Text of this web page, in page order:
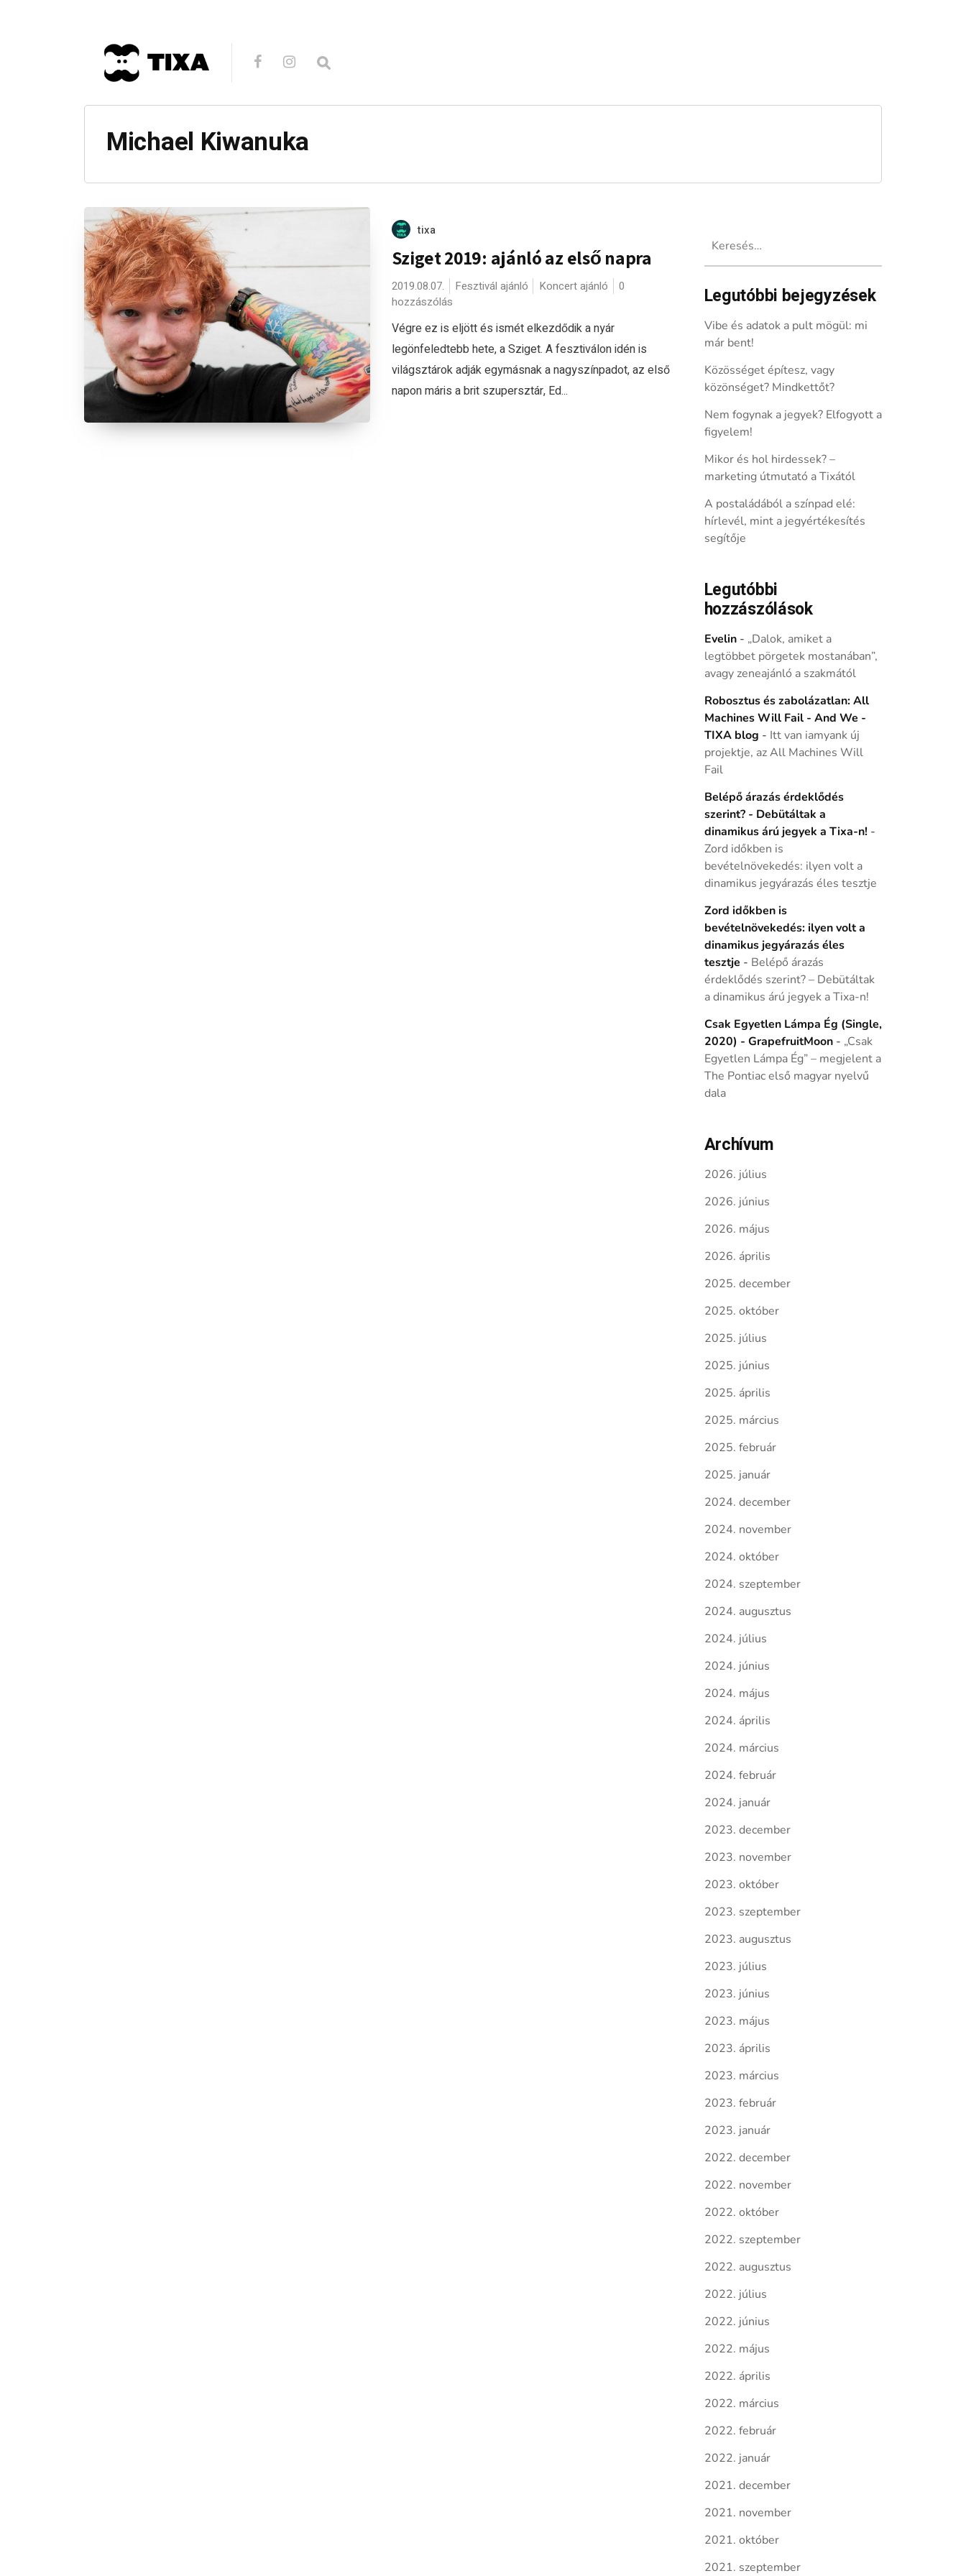
Michael Kiwanuka
tixa
Sziget 2019: ajánló az első napra
2019.08.07. Fesztivál ajánló Koncert ajánló
0
hozzászólás
Végre ez is eljött és ismét elkezdődik a nyár
legönfeledtebb hete, a Sziget. A fesztiválon idén is
világsztárok adják egymásnak a nagyszínpadot, az első
napon máris a brit szupersztár, Ed...
Legutóbbi bejegyzések
Vibe és adatok a pult mögül: mi
már bent!
Közösséget építesz, vagy
közönséget? Mindkettőt?
Nem fogynak a jegyek? Elfogyott a
figyelem!
Mikor és hol hirdessek? –
marketing útmutató a Tixától
A postaládából a színpad elé:
hírlevél, mint a jegyértékesítés
segítője
Legutóbbi
hozzászólások
Evelin- „Dalok, amiket a
legtöbbet pörgetek mostanában”,
avagy zeneajánló a szakmától
Robosztus és zabolázatlan: All
Machines Will Fail - And We -
TIXA blog - Itt van iamyank új
projektje, az All Machines Will
Fail
Belépő árazás érdeklődés
szerint? - Debütáltak a
dinamikus árú jegyek a Tixa-n! -
Zord időkben is
bevételnövekedés: ilyen volt a
dinamikus jegyárazás éles tesztje
Zord időkben is
bevételnövekedés: ilyen volt a
dinamikus jegyárazás éles
tesztje - Belépő árazás
érdeklődés szerint? – Debütáltak
a dinamikus árú jegyek a Tixa-n!
Csak Egyetlen Lámpa Ég (Single,
2020) - GrapefruitMoon- „Csak
Egyetlen Lámpa Ég” – megjelent a
The Pontiac első magyar nyelvű
dala
Archívum
2026. július
2026. június
2026. május
2026. április
2025. december
2025. október
2025. július
2025. június
2025. április
2025. március
2025. február
2025. január
2024. december
2024. november
2024. október
2024. szeptember
2024. augusztus
2024. július
2024. június
2024. május
2024. április
2024. március
2024. február
2024. január
2023. december
2023. november
2023. október
2023. szeptember
2023. augusztus
2023. július
2023. június
2023. május
2023. április
2023. március
2023. február
2023. január
2022. december
2022. november
2022. október
2022. szeptember
2022. augusztus
2022. július
2022. június
2022. május
2022. április
2022. március
2022. február
2022. január
2021. december
2021. november
2021. október
2021. szeptember